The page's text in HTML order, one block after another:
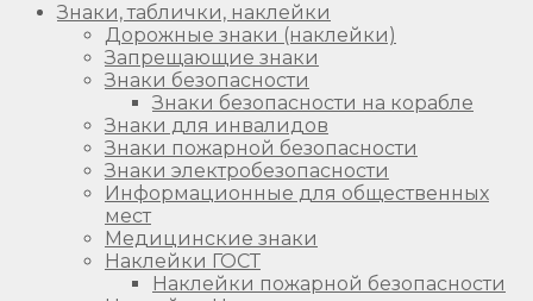
Знаки, таблички, наклейки
Дорожные знаки (наклейки)
Запрещающие знаки
Знаки безопасности
Знаки безопасности на корабле
Знаки для инвалидов
Знаки пожарной безопасности
Знаки электробезопасности
Информационные для общественных
мест
Медицинские знаки
Наклейки ГОСТ
Наклейки пожарной безопасности